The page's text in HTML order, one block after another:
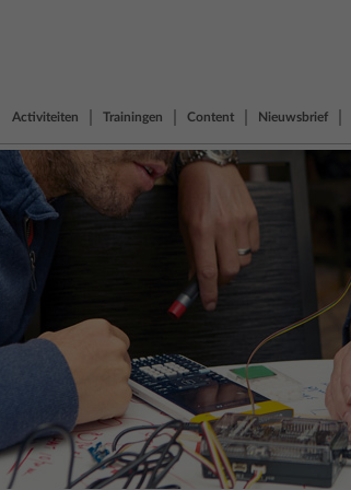
Activiteiten Trainingen Content Nieuwsbrief